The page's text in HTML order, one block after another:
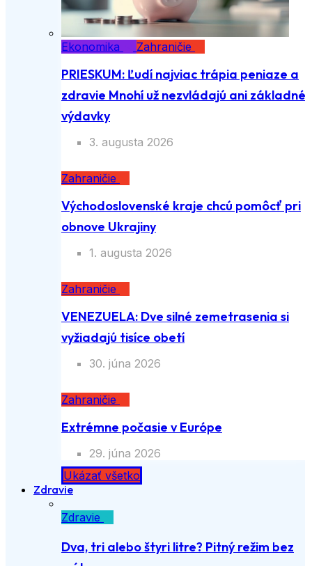
Ekonomika Zahraničie
PRIESKUM: Ľudí najviac trápia peniaze a
zdravie Mnohí už nezvládajú ani základné
výdavky
3. augusta 2026
Zahraničie
Východoslovenské kraje chcú pomôcť pri
obnove Ukrajiny
1. augusta 2026
Zahraničie
VENEZUELA: Dve silné zemetrasenia si
vyžiadajú tisíce obetí
30. júna 2026
Zahraničie
Extrémne počasie v Európe
29. júna 2026
Ukázať všetko
Zdravie
Zdravie
Dva, tri alebo štyri litre? Pitný režim bez